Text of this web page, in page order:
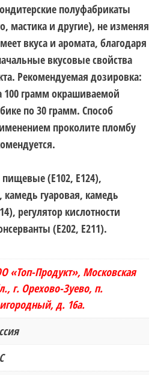
полуфабрикаты
мастика и другие), не изменяя
вкуса и аромата, благодаря
вкусовые свойства
Рекомендуемая дозировка:
100 грамм окрашиваемой
по 30 грамм. Способ
проколите пломбу
пищевые (Е102, Е124),
камедь гуаровая, камедь
регулятор кислотности
(Е202, Е211).
«Топ-Продукт», Московская
г. Орехово-Зуево, п.
д. 16а.